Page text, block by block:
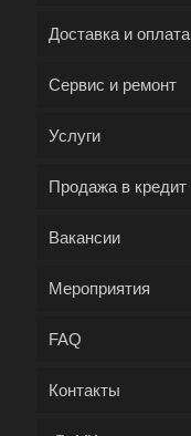
Доставка и оплата
Сервис и ремонт
Услуги
Продажа в кредит
Вакансии
Мероприятия
FAQ
Контакты